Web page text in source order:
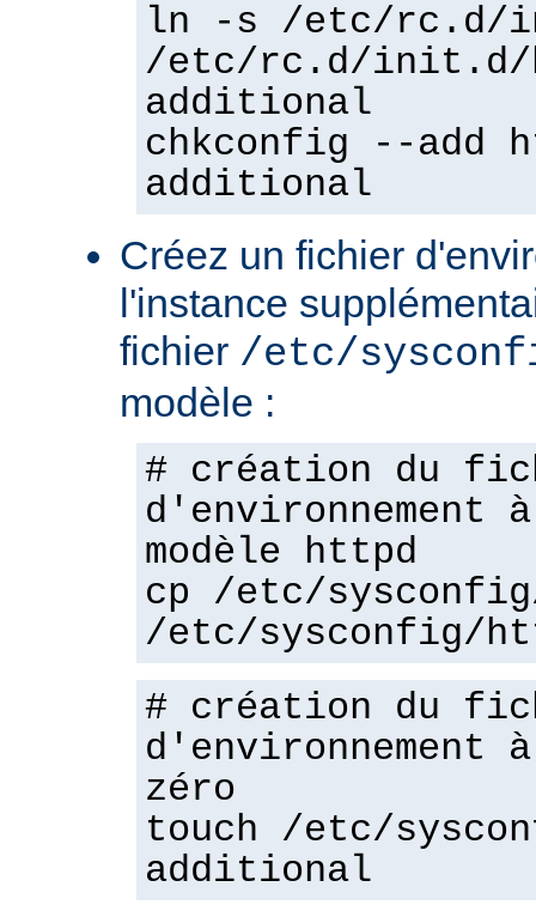
ln -s /etc/rc.d/
/etc/rc.d/init.d/
additional
chkconfig --add
additional
Créez un fichier
l'instance
fichier /etc/
modèle :
# création du
d'environnement
modèle httpd
cp /etc/
/etc/sysconfig/
# création du
d'environnement
zéro
touch /etc/
additional